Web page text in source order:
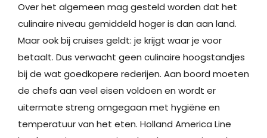
Over het algemeen mag gesteld worden dat het
culinaire niveau gemiddeld hoger is dan aan land.
Maar ook bij cruises geldt: je krijgt waar je voor
betaalt. Dus verwacht geen culinaire hoogstandjes
bij de wat goedkopere rederijen. Aan boord moeten
de chefs aan veel eisen voldoen en wordt er
uitermate streng omgegaan met hygiëne en
temperatuur van het eten. Holland America Line